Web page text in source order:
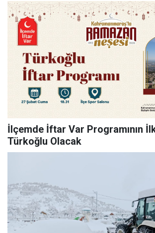
İlçemde İftar Var Programının
Türkoğlu Olacak